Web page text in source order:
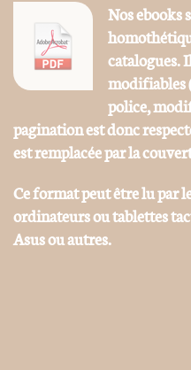
Nos ebooks
catalogues.
modifiables
police,
pagination est donc
est remplacée par la
Ce format peut être lu par
ordinateurs ou tablettes
Asus ou autres.